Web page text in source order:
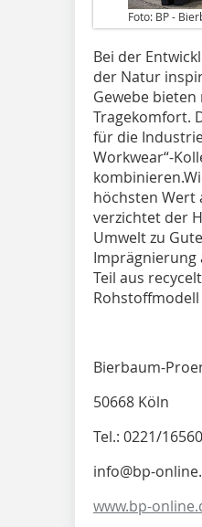
Foto: BP -
Bei der
der Natur
Gewebe
Tragekomfort.
für die
Workwear“-
höchsten Wert
verzichtet der
Umwelt zu
Imprägnierung
Teil aus
Bierbaum-
50668 Köln
Tel.: 0221/16560
info@bp-
www.bp-